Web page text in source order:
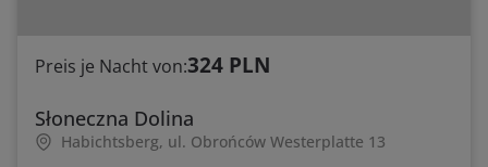
Preis je Nacht von:324 PLN
Słoneczna Dolina
Habichtsberg, ul. Obrońców Westerplatte 13